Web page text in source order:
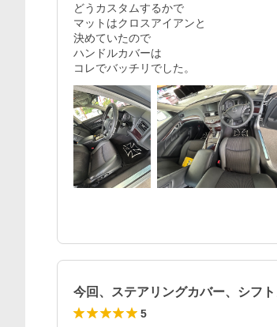
どうカスタムするかで
マットはクロスアイアンと
決めていたので
ハンドルカバーは
コレでバッチリでした。
今回、ステアリングカバー、シフ
5